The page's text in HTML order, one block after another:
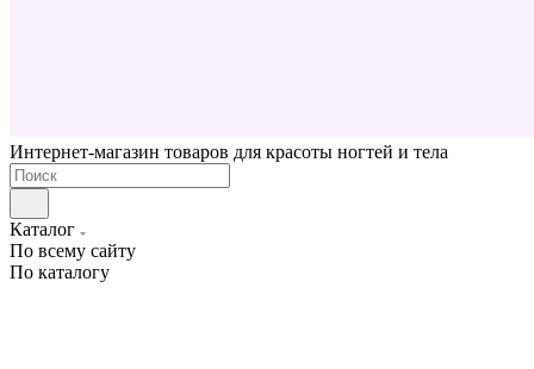
Интернет-магазин товаров для красоты ногтей и тела
Каталог
По всему сайту
По каталогу